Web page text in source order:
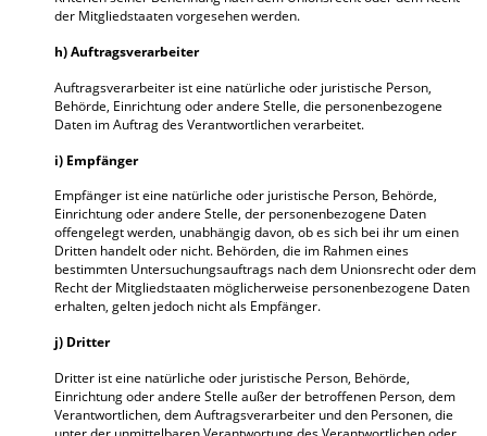
der Mitgliedstaaten vorgesehen werden.
h) Auftragsverarbeiter
Auftragsverarbeiter ist eine natürliche oder juristische Person,
Behörde, Einrichtung oder andere Stelle, die personenbezogene
Daten im Auftrag des Verantwortlichen verarbeitet.
i) Empfänger
Empfänger ist eine natürliche oder juristische Person, Behörde,
Einrichtung oder andere Stelle, der personenbezogene Daten
offengelegt werden, unabhängig davon, ob es sich bei ihr um einen
Dritten handelt oder nicht. Behörden, die im Rahmen eines
bestimmten Untersuchungsauftrags nach dem Unionsrecht oder dem
Recht der Mitgliedstaaten möglicherweise personenbezogene Daten
erhalten, gelten jedoch nicht als Empfänger.
j) Dritter
Dritter ist eine natürliche oder juristische Person, Behörde,
Einrichtung oder andere Stelle außer der betroffenen Person, dem
Verantwortlichen, dem Auftragsverarbeiter und den Personen, die